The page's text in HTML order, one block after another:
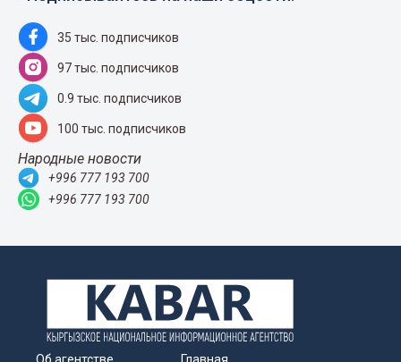
35 тыс. подписчиков
97 тыс. подписчиков
0.9 тыс. подписчиков
100 тыс. подписчиков
Народные новости
+996 777 193 700
+996 777 193 700
Об агентстве Главная